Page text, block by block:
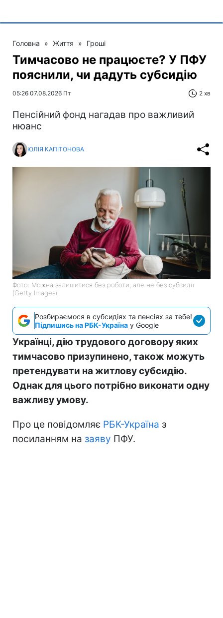
Головна » Життя » Гроші
Тимчасово не працюєте? У ПФУ
пояснили, чи дадуть субсидію
05:26 07.08.2026 Пт 2 хв
Пенсійний фонд нагадав про важливий
нюанс
ЮЛІЯ КАПІТОНОВА
Фото: Можна залишитися без роботи, але не без субсидії
(Getty Images)
Розбираємося в субсидіях та пенсіях за тебе!
Підпишись на РБК-Україна у Google
Українці, дію трудового договору яких
тимчасово призупинено, також можуть
претендувати на житлову субсидію.
Однак для цього потрібно виконати одну
важливу умову.
Про це повідомляє РБК-Україна з
посиланням на заяву ПФУ.